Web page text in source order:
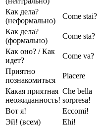
Как дела?
(неформально)
Come stai?
Как дела?
(формально)
Come sta?
Как оно? / Как
идет?
Come va?
Приятно
познакомиться
Piacere
Какая приятная
неожиданность!
Che bella
sorpresa!
Вот я!
Eccomi!
Эй! (всем)
Ehi!